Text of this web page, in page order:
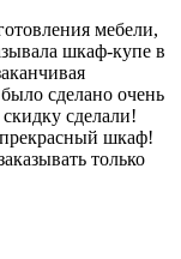
мебели,
шкаф-купе в
сделано очень
сделали!
шкаф!
только